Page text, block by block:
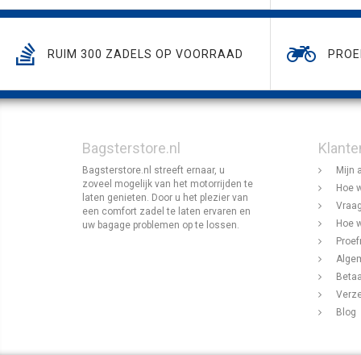
RUIM 300 ZADELS OP VOORRAAD
Bagsterstore.nl
Bagsterstore.nl streeft ernaar, u
zoveel mogelijk van het motorrijden te
laten genieten. Door u het plezier van
een comfort zadel te laten ervaren en
uw bagage problemen op te lossen.
Mijn
Hoe
Hoe
Blog